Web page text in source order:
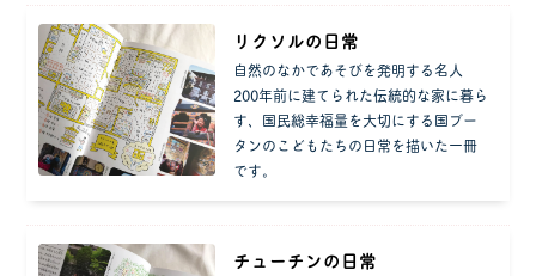
リクソルの日常
自然のなかであそびを発明する名人
200年前に建てられた伝統的な家に暮ら
す、国民総幸福量を大切にする国ブー
タンのこどもたちの日常を描いた一冊
です。
チューチンの日常